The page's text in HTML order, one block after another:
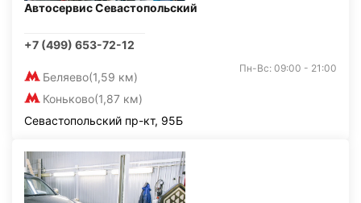
Автосервис Севастопольский
+7 (499) 653-72-12
Беляево(1,59 км)
Коньково(1,87 км)
Пн-Вс: 09:00 - 21:00
Севастопольский пр-кт, 95Б